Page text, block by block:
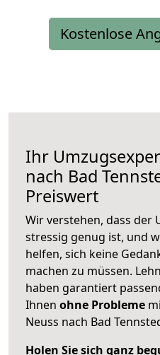
Kostenlose
Ihr
nach Bad
Preiswert
Wir verstehen, dass der
stressig genug ist, und
helfen, sich keine
machen zu müssen.
haben garantiert
Ihnen ohne Probleme
Neuss nach Bad
Holen Sie sich ganz